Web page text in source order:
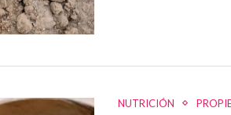
NUTRICIÓN